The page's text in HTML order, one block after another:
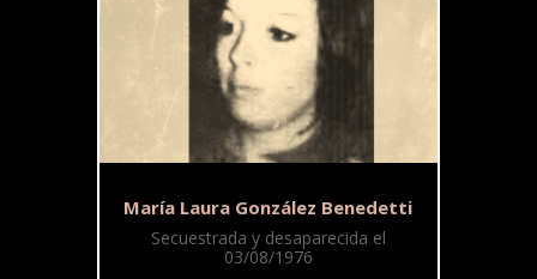
María Laura González Benedetti
Secuestrada y desaparecida el
03/08/1976